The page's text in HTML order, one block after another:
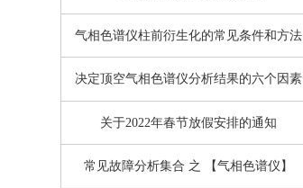
气相色谱仪柱前衍生化的常见条件和方法
决定顶空气相色谱仪分析结果的六个因素
关于2022年春节放假安排的通知
常见故障分析集合 之 【气相色谱仪】